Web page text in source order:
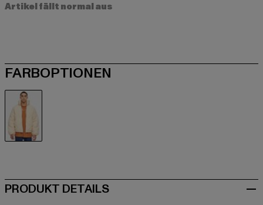
Artikel fällt normal aus
FARBOPTIONEN
PRODUKT DETAILS